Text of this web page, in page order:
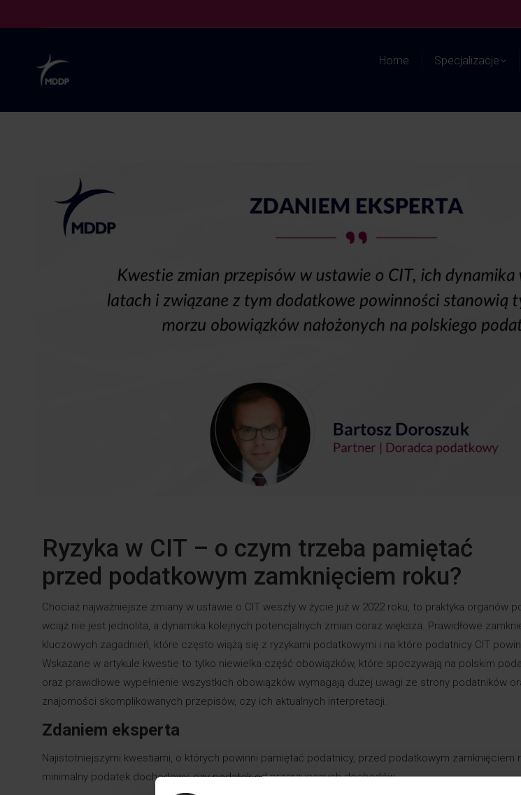
Home Specjalizacje
Ryzyka w CIT – o czym trzeba pamiętać
przed podatkowym zamknięciem roku?
Chociaż najważniejsze zmiany w ustawie o CIT weszły w życie już w 2022 roku, to praktyka organów
wciąż nie jest jednolita, a dynamika kolejnych potencjalnych zmian coraz większa. Prawidłowe
kluczowych zagadnień, które często wiążą się z ryzykami podatkowymi i na które podatnicy CIT
Wskazane w artykule kwestie to tylko niewielka część obowiązków, które spoczywają na polskim
oraz prawidłowe wypełnienie wszystkich obowiązków wymagają dużej uwagi ze strony podatników
znajomości skomplikowanych przepisów, czy ich aktualnych interpretacji.
Zdaniem eksperta
Najistotniejszymi kwestiami, o których powinni pamiętać podatnicy, przed podatkowym zamknięciem
minimalny podatek dochodowy, czy podatek od przerzuconych dochodów.